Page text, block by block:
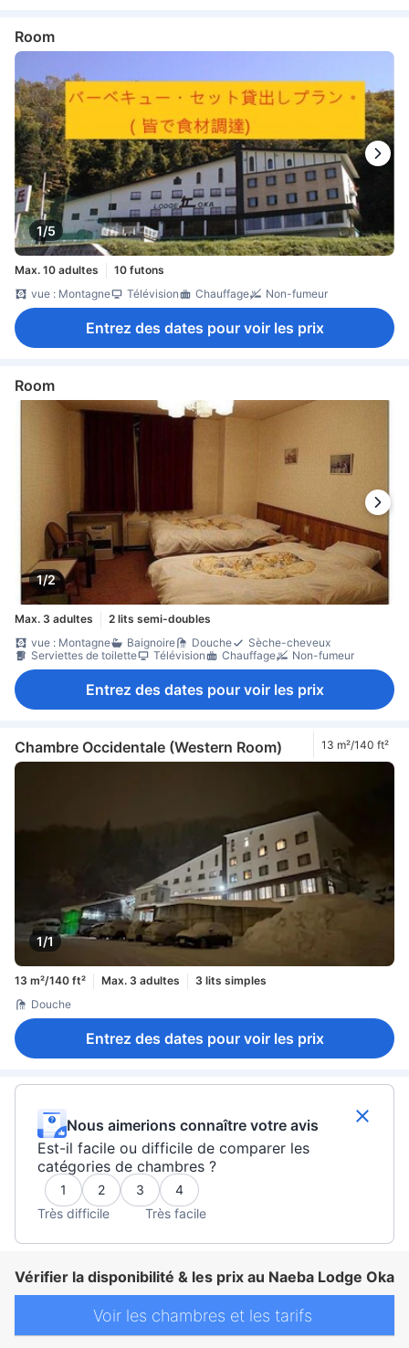
Room
1/5
Max. 10 adultes
10 futons
vue : Montagne
Télévision Chauffage Non-fumeur
Entrez des dates pour voir les prix
Room
1/2
Max. 3 adultes
2 lits semi-doubles
vue : Montagne
Baignoire Douche
Sèche-cheveux
Serviettes de toilette
Télévision Chauffage Non-fumeur
Entrez des dates pour voir les prix
Chambre Occidentale (Western Room) 13 m²/140 ft²
1/1
13 m²/140 ft² Max. 3 adultes
3 lits simples
Douche
Entrez des dates pour voir les prix
Nous aimerions connaître votre avis
Est-il facile ou difficile de comparer les
catégories de chambres ?
1 2 3
4
Très difficile
Très facile
Vérifier la disponibilité & les prix au Naeba Lodge Oka
Voir les chambres et les tarifs